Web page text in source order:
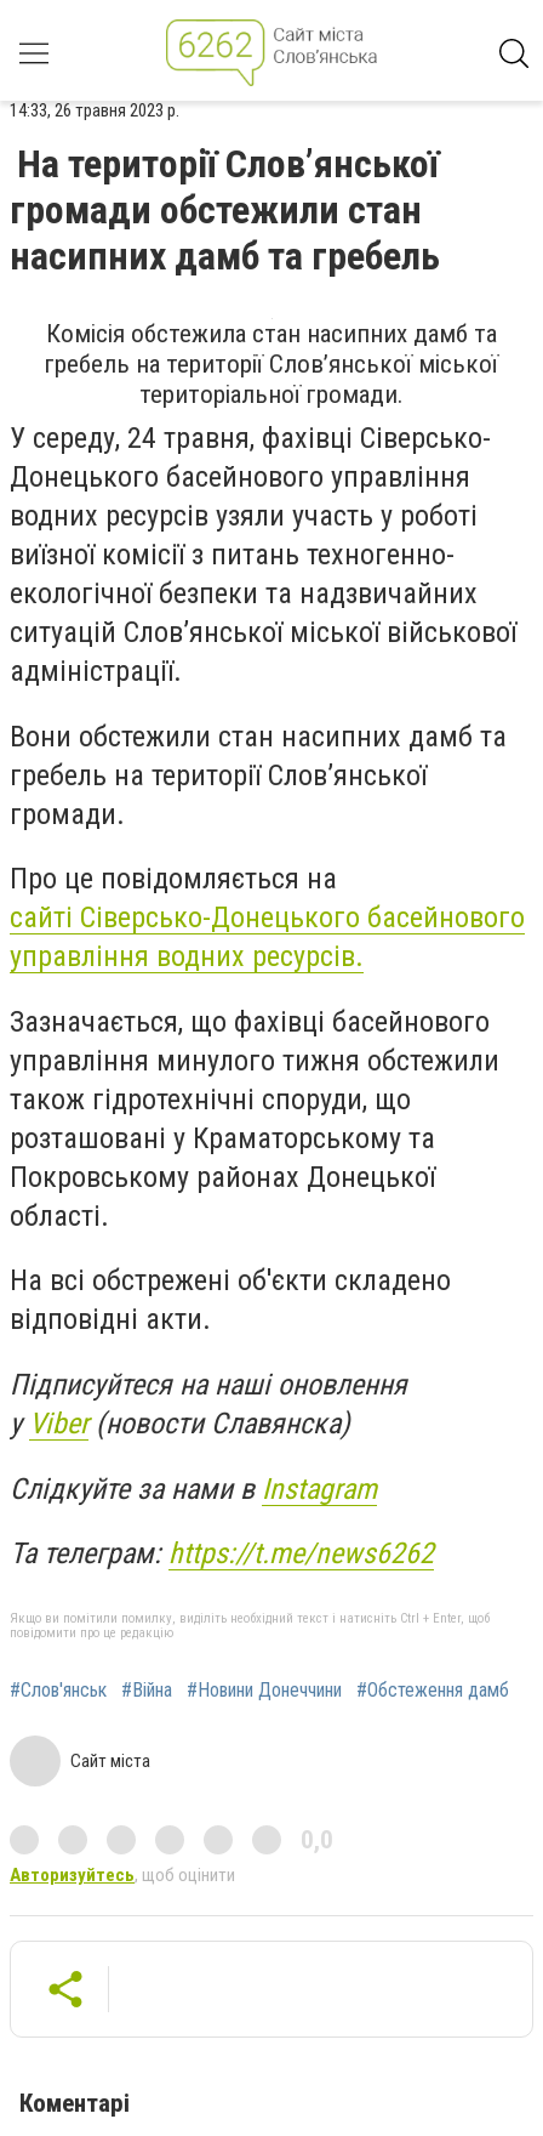
14:33, 26 травня 2023 р.
На території Слов’янської
громади обстежили стан
насипних дамб та гребель
Комісія обстежила стан насипних дамб та
гребель на території Слов’янської міської
територіальної громади.
У середу, 24 травня, фахівці Сіверсько-
Донецького басейнового управління
водних ресурсів узяли участь у роботі
виїзної комісії з питань техногенно-
екологічної безпеки та надзвичайних
ситуацій Слов’янської міської військової
адміністрації.
Вони обстежили стан насипних дамб та
гребель на території Слов’янської
громади.
Про це повідомляється на
сайті Сіверсько-Донецького басейнового
управління водних ресурсів.
Зазначається, що фахівці басейнового
управління минулого тижня обстежили
також гідротехнічні споруди, що
розташовані у Краматорському та
Покровському районах Донецької
області.
На всі обстрежені об'єкти складено
відповідні акти.
Підписуйтеся на наші оновлення
у Viber(новости Славянска)
Слідкуйте за нами в Instagram
Та телеграм:https://t.me/news6262
Якщо ви помітили помилку, виділіть необхідний текст і натисніть Ctrl + Enter, щоб
повідомити про це редакцію
#Слов'янськ #Війна #Новини Донеччини #Обстеження дамб
Сайт міста
0,0
Авторизуйтесь, щоб оцінити
Коментарі